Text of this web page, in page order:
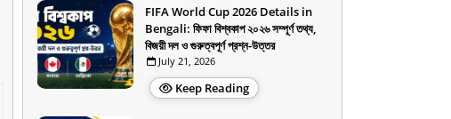
FIFA World Cup 2026 Details in
Bengali: ফিফা বিশ্বকাপ ২০২৬ সম্পূর্ণ তথ্য,
বিজয়ী দল ও গুরুত্বপূর্ণ প্রশ্ন-উত্তর
July 21, 2026
Keep Reading